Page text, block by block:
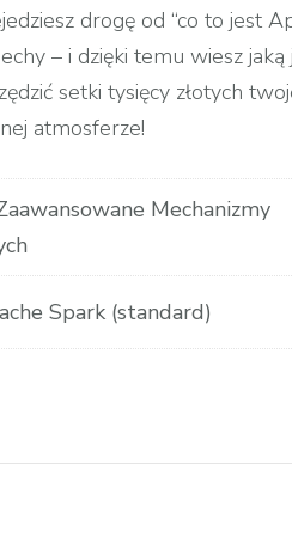
drogę od “co to jest
– i dzięki temu wiesz
setki tysięcy złotych
atmosferze!
Mechanizmy
Spark (standard)